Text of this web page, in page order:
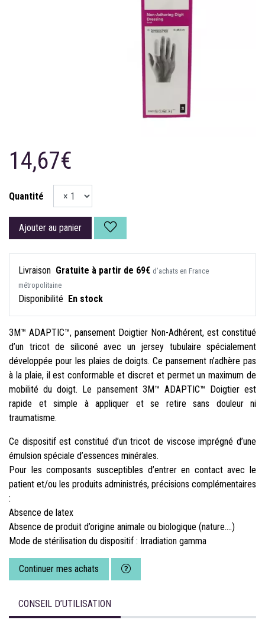
14,67€
Quantité
Ajouter au panier
Livraison Gratuite à partir de 69€ d’achats en France
métropolitaine
Disponibilité En stock
3M™ ADAPTIC™, pansement Doigtier Non-Adhérent, est constitué
d’un tricot de siliconé avec un jersey tubulaire spécialement
développée pour les plaies de doigts. Ce pansement n’adhère pas
à la plaie, il est conformable et discret et permet un maximum de
mobilité du doigt. Le pansement 3M™ ADAPTIC™ Doigtier est
rapide et simple à appliquer et se retire sans douleur ni
traumatisme.
Ce dispositif est constitué d’un tricot de viscose imprégné d’une
émulsion spéciale d’essences minérales.
Pour les composants susceptibles d’entrer en contact avec le
patient et/ou les produits administrés, précisions complémentaires
:
Absence de latex
Absence de produit d’origine animale ou biologique (nature....)
Mode de stérilisation du dispositif : Irradiation gamma
Continuer mes achats
CONSEIL D’UTILISATION